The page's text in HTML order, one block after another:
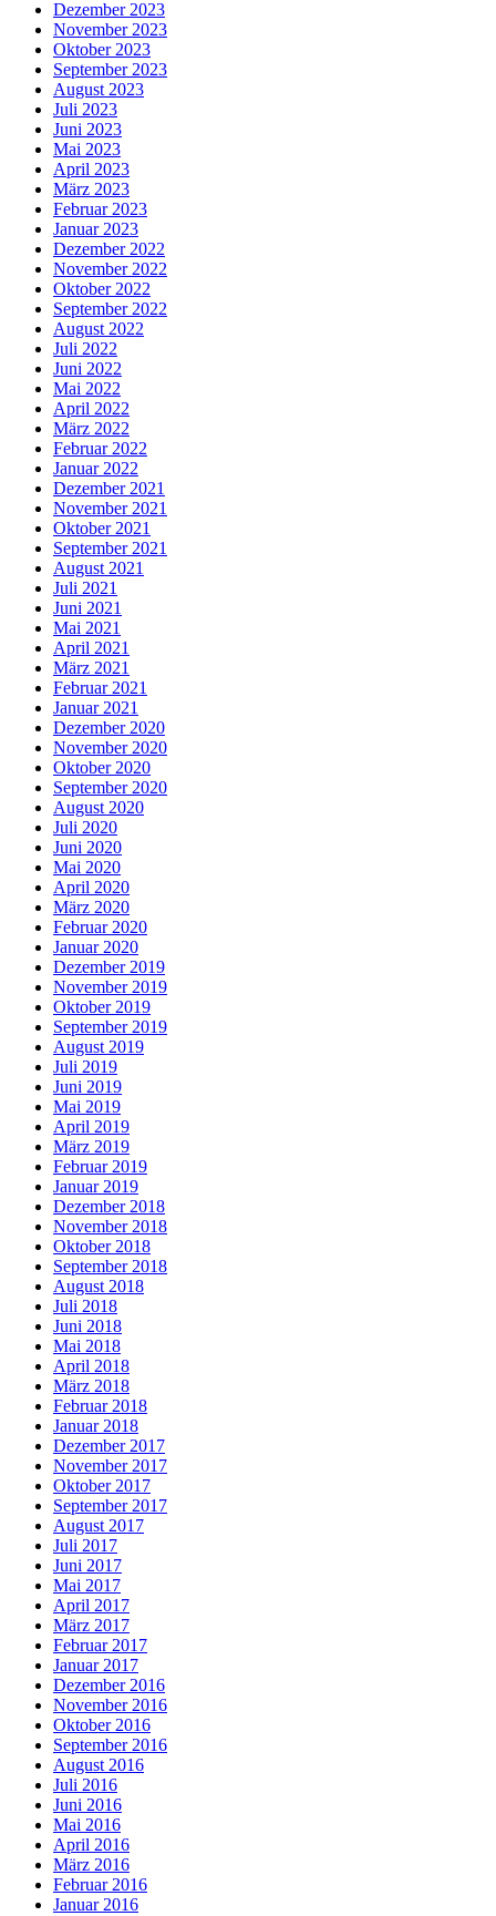
Dezember 2023
November 2023
Oktober 2023
September 2023
August 2023
Juli 2023
Juni 2023
Mai 2023
April 2023
März 2023
Februar 2023
Januar 2023
Dezember 2022
November 2022
Oktober 2022
September 2022
August 2022
Juli 2022
Juni 2022
Mai 2022
April 2022
März 2022
Februar 2022
Januar 2022
Dezember 2021
November 2021
Oktober 2021
September 2021
August 2021
Juli 2021
Juni 2021
Mai 2021
April 2021
März 2021
Februar 2021
Januar 2021
Dezember 2020
November 2020
Oktober 2020
September 2020
August 2020
Juli 2020
Juni 2020
Mai 2020
April 2020
März 2020
Februar 2020
Januar 2020
Dezember 2019
November 2019
Oktober 2019
September 2019
August 2019
Juli 2019
Juni 2019
Mai 2019
April 2019
März 2019
Februar 2019
Januar 2019
Dezember 2018
November 2018
Oktober 2018
September 2018
August 2018
Juli 2018
Juni 2018
Mai 2018
April 2018
März 2018
Februar 2018
Januar 2018
Dezember 2017
November 2017
Oktober 2017
September 2017
August 2017
Juli 2017
Juni 2017
Mai 2017
April 2017
März 2017
Februar 2017
Januar 2017
Dezember 2016
November 2016
Oktober 2016
September 2016
August 2016
Juli 2016
Juni 2016
Mai 2016
April 2016
März 2016
Februar 2016
Januar 2016